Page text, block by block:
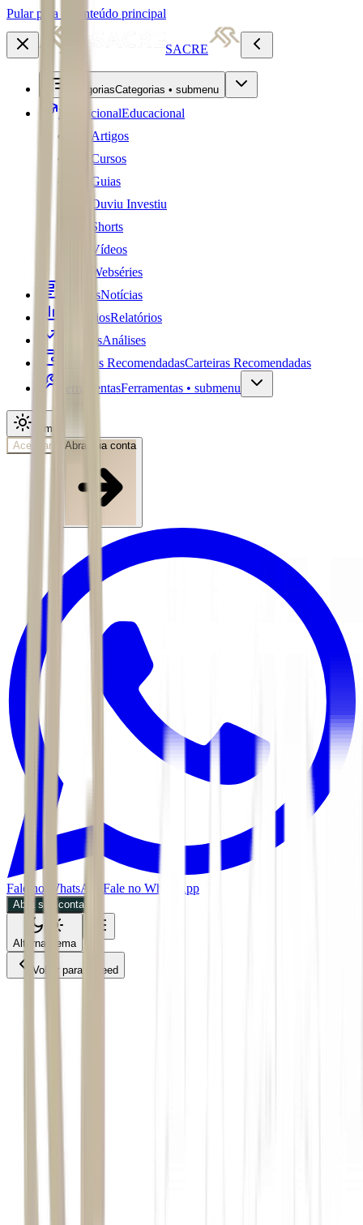
Pular para o conteúdo principal
SACRE
CategoriasCategorias • submenu
EducacionalEducacional
Artigos
Cursos
Guias
Ouviu Investiu
Shorts
Vídeos
Webséries
NotíciasNotícias
RelatóriosRelatórios
AnálisesAnálises
Carteiras RecomendadasCarteiras Recomendadas
FerramentasFerramentas • submenu
Tema
Acessar
Abra sua conta
Fale no WhatsApp Fale no WhatsApp
Abra sua conta
Alternar tema
Voltar para o Feed